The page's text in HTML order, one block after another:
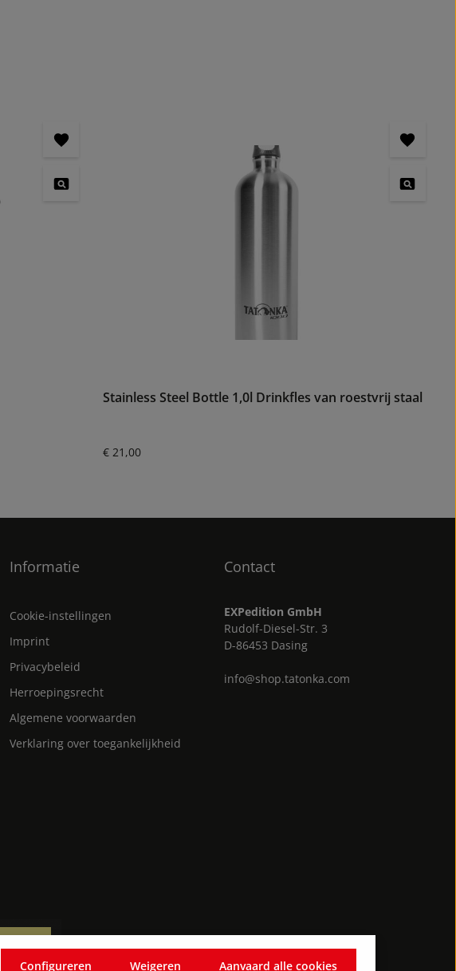
Stainless Steel Bottle 1,0l Drinkfles van roestvrij staal
Normale prijs:
€ 21,00
Informatie
Cookie-instellingen
Imprint
Privacybeleid
Herroepingsrecht
Algemene voorwaarden
Verklaring over toegankelijkheid
Contact
EXPedition GmbH
Rudolf-Diesel-Str. 3
D-86453 Dasing
info@shop.tatonka.com
Weigeren
Configureren Aanvaard alle cookies